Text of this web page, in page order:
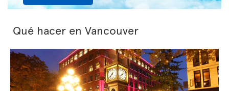
Qué hacer en Vancouver